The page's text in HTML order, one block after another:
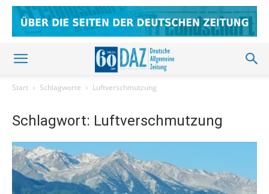
Start Schlagworte Luftverschmutzung
Schlagwort: Luftverschmutzung